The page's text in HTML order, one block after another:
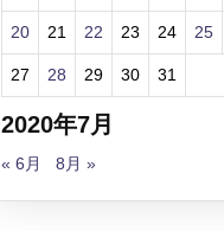
2020年7月
20 21 22 23 24 25
27 28 29 30 31
« 6月 8月 »